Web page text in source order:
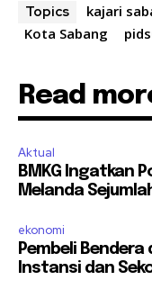
Topics kajari
Kota Sabang
Read
Aktual
BMKG Ingatkan
Melanda
ekonomi
Pembeli
Instansi dan